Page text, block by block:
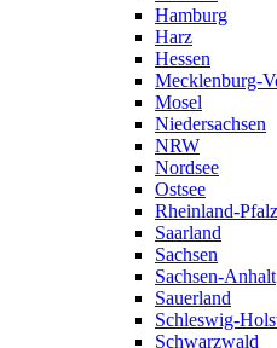
Hamburg
Harz
Hessen
Mecklenburg-
Mosel
Niedersachsen
NRW
Nordsee
Ostsee
Rheinland-Pfalz
Saarland
Sachsen
Sachsen-Anhalt
Sauerland
Schleswig-
Schwarzwald